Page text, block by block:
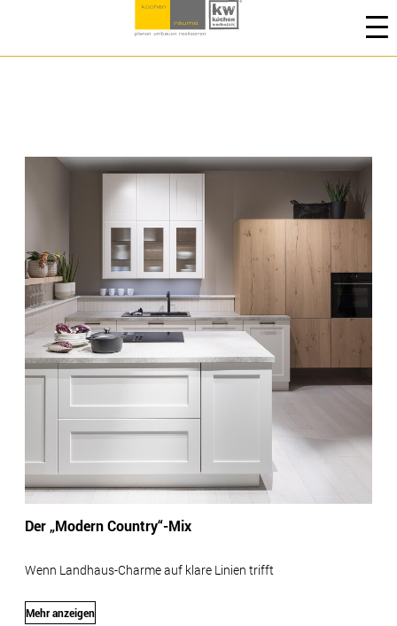
Der „Modern Country“-Mix
Wenn Landhaus-Charme auf klare Linien trifft
Mehr anzeigen